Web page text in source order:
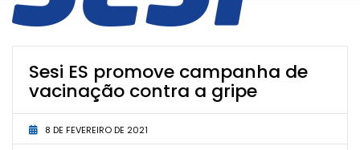
Sesi ES promove campanha de
vacinação contra a gripe
8 DE FEVEREIRO DE 2021